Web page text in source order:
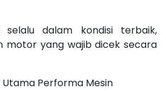
dalam kondisi terbaik,
motor yang wajib dicek secara
Utama Performa Mesin